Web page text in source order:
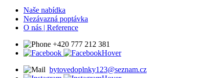
Naše nabídka
Nezávazná poptávka
O nás | Reference
+420 777 212 381
bytovedoplnky123@seznam.cz